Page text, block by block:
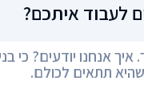
לעבוד איתכם?
אנחנו יודעים? כי
תתאים לכולם.